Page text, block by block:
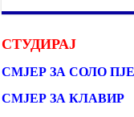
СТУДИРАЈ
СМЈЕР ЗА СОЛО
СМЈЕР ЗА КЛАВИР